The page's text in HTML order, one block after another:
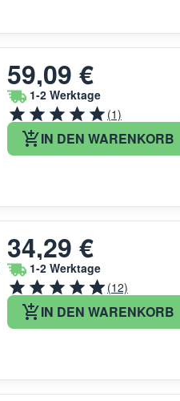
59,09 €
1-2 Werktage
(1)
IN DEN WARENKORB
34,29 €
1-2 Werktage
(12)
IN DEN WARENKORB